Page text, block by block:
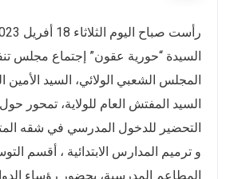
السيدة “حورية عقون” إجتماع مجلس
المجلس الشعبي الولائي، السيد الأمين
السيد المفتش العام للولاية، تمحور
التحضير للدخول المدرسي في شقه
و ترميم المدارس الابتدائية ، أقسم
المطاعم المدرسية، بحضور رؤساء